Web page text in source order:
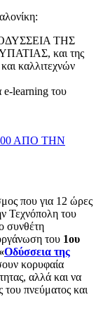
ΤΗΣ
και της
καλλιτεχνών
e-learning του
ΑΠΟ ΤΗΝ
που για 12 ώρες
Τεχνόπολη του
συνθέτη
του 1ου
Οδύσσεια της
κορυφαία
αλλά και να
πνεύματος και